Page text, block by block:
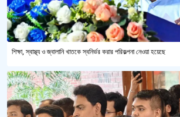
শিক্ষা, স্বাস্থ্য ও জ্বালানি খাতকে স্বনির্ভর করার পরিকল্পনা নেওয়া হয়েছে